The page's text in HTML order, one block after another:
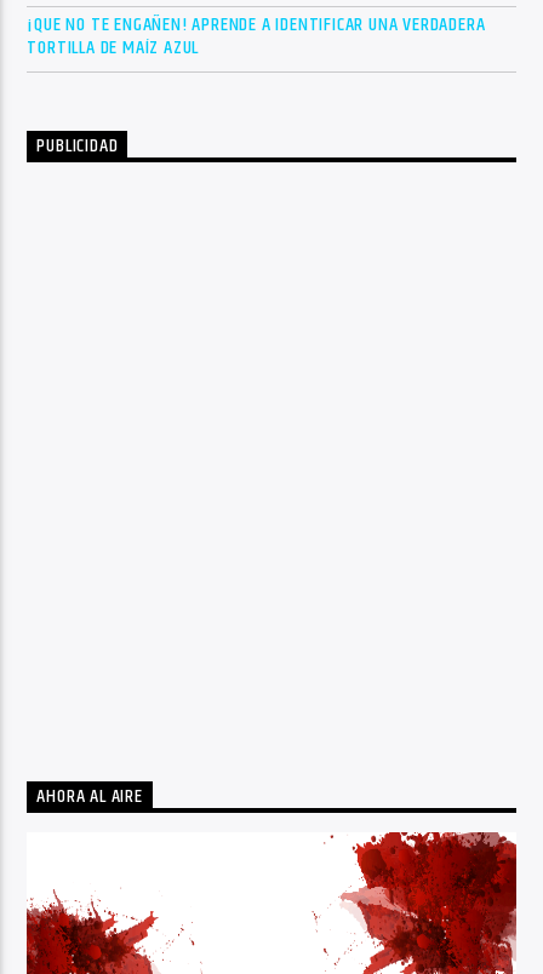
¡QUE NO TE ENGAÑEN! APRENDE A IDENTIFICAR UNA VERDADERA
TORTILLA DE MAÍZ AZUL
PUBLICIDAD
AHORA AL AIRE